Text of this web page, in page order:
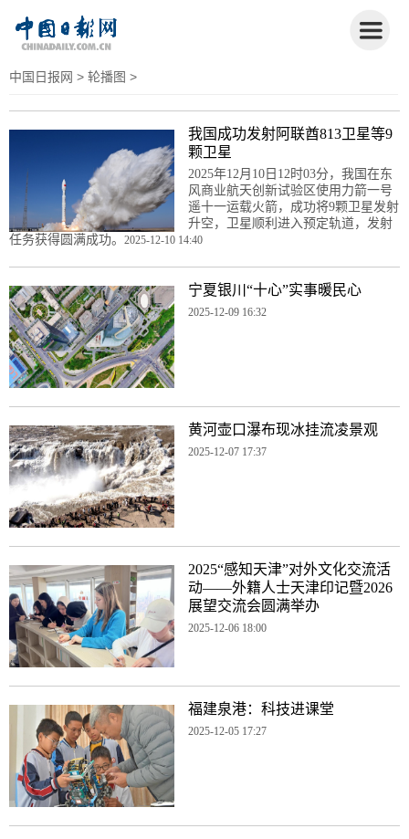
中国日报网 > 轮播图 >
我国成功发射阿联酋813卫星等9
颗卫星
2025年12月10日12时03分，我国在东
风商业航天创新试验区使用力箭一号
遥十一运载火箭，成功将9颗卫星发射
升空，卫星顺利进入预定轨道，发射
任务获得圆满成功。 2025-12-10 14:40
宁夏银川“十心”实事暖民心
2025-12-09 16:32
黄河壶口瀑布现冰挂流凌景观
2025-12-07 17:37
2025“感知天津”对外文化交流活
动——外籍人士天津印记暨2026
展望交流会圆满举办
2025-12-06 18:00
福建泉港：科技进课堂
2025-12-05 17:27